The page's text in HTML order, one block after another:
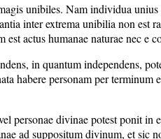
unibiles. Nam individua
inter extrema unibilia non est
actus humanae naturae nec e
in quantum independens,
habere personam per
personae divinae potest ponit
ad suppositum divinum, et